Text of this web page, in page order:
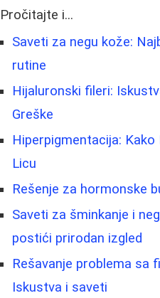
Pročitajte i...
Saveti za negu kože:
rutine
Hijaluronski fileri:
Greške
Hiperpigmentacija:
Licu
Rešenje za hormonske
Saveti za šminkanje i
postići prirodan izgled
Rešavanje problema sa
Iskustva i saveti